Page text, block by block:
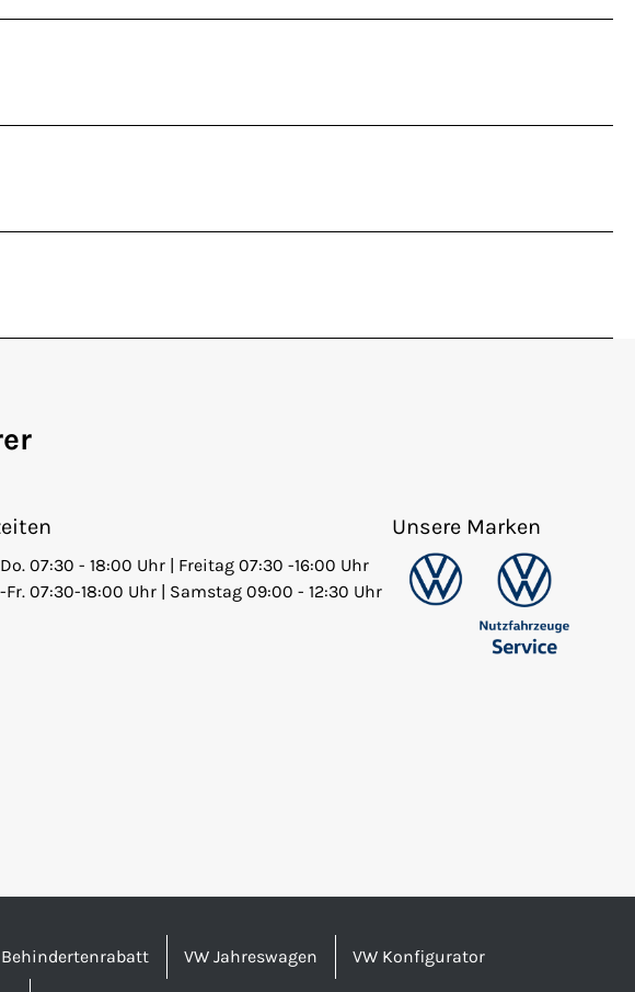
07:30 - 18:00 Uhr | Freitag 07:30 -16:00 Uhr
Fr. 07:30-18:00 Uhr | Samstag 09:00 - 12:30 Uhr
Unsere Marken
Behindertenrabatt VW Jahreswagen VW Konfigurator